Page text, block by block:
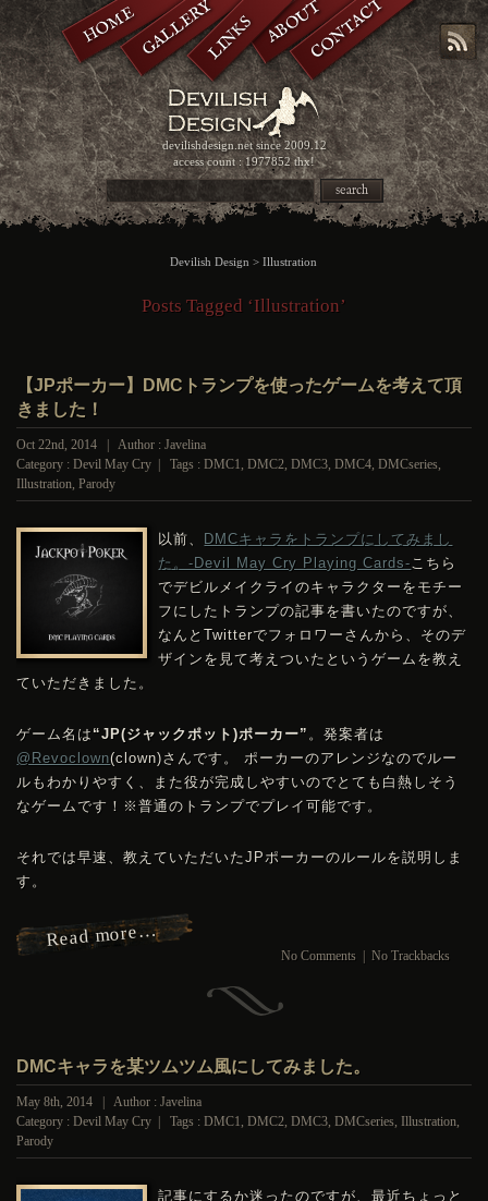
devilishdesign.netsince 2009.12
access count : 1977852 thx!
HOMEGALLERYLINKSABOUTCONTACT
search
Devilish Design >Illustration
Posts Tagged ‘Illustration’
【JPポーカー】DMCトランプを使ったゲームを考えて頂
きました！
Oct 22nd, 2014 | Author : Javelina
Category :Devil May Cry | Tags :DMC1,DMC2,DMC3,DMC4,DMCseries,
Illustration,Parody
以前、 DMCキャラをトランプにしてみまし
た。-Devil May Cry Playing Cards-こちら
でデビルメイクライのキャラクターをモチー
フにしたトランプの記事を書いたのですが、
なんとTwitterでフォロワーさんから、そのデ
ザインを見て考えついたというゲームを教え
ていただきました。
ゲーム名は “JP(ジャックポット)ポーカー” 。発案者は
@Revoclown(clown)さんです。 ポーカーのアレンジなのでルー
ルもわかりやすく、また役が完成しやすいのでとても白熱しそう
なゲームです！※普通のトランプでプレイ可能です。
それでは早速、教えていただいたJPポーカーのルールを説明しま
す。
Read more…
No Comments No Trackbacks
DMCキャラを某ツムツム風にしてみました。
May 8th, 2014 | Author : Javelina
Category :Devil May Cry | Tags :DMC1,DMC2,DMC3,DMCseries,Illustration,
Parody
記事にするか迷ったのですが、最近ちょっと